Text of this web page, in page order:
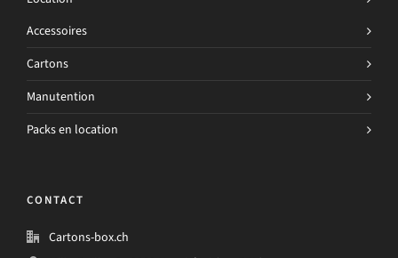
Accessoires
Cartons
Manutention
Packs en location
CONTACT
Cartons-box.ch